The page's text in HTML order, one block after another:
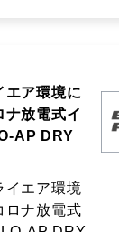
エア環境に
ナ放電式イ
AP DRY
イエア環境
ロナ放電式